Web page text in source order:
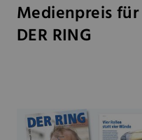
Medienpreis
DER RING